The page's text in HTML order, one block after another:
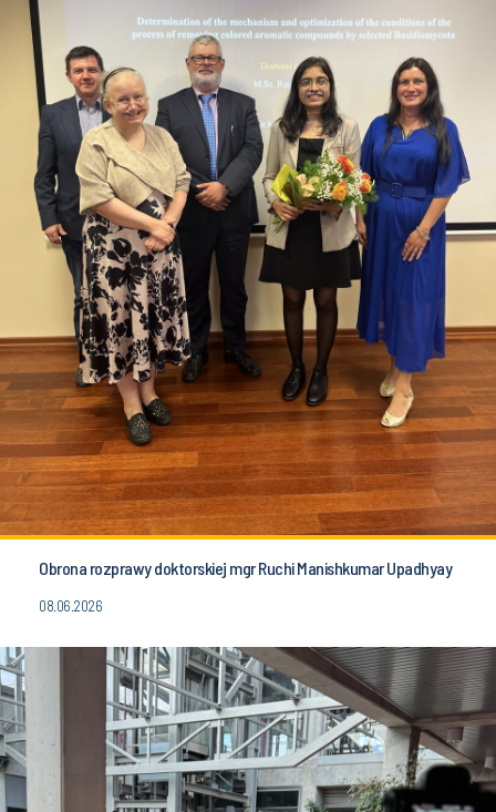
Obrona rozprawy doktorskiej mgr Ruchi Manishkumar Upadhyay
08.06.2026